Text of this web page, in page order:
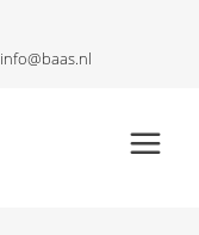
info@baas.nl